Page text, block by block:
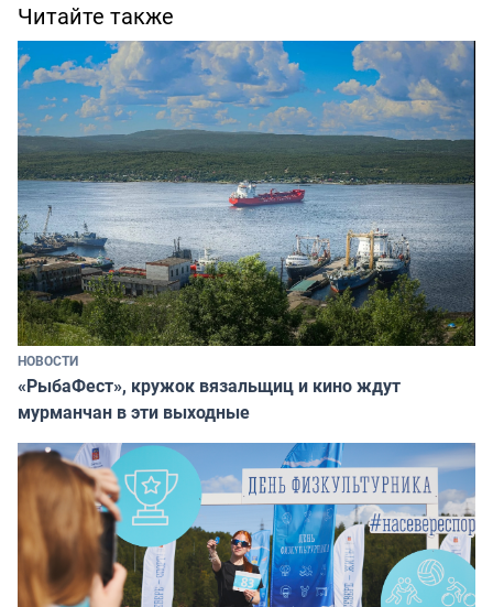
Читайте также
НОВОСТИ
«РыбаФест», кружок вязальщиц и кино ждут
мурманчан в эти выходные